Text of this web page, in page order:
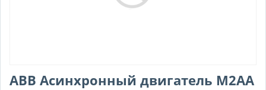
ABB Асинхронный двигатель M2AA